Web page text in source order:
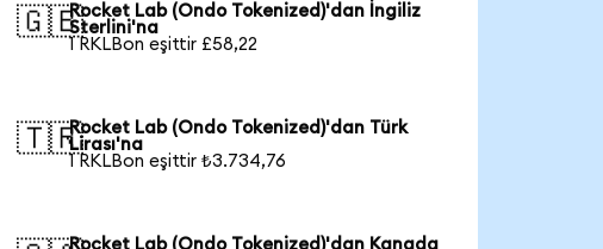
🇬🇧Rocket Lab (Ondo Tokenized)'dan İngiliz
Sterlini'na
1 RKLBon eşittir £58,22
🇹🇷Rocket Lab (Ondo Tokenized)'dan Türk
Lirası'na
1 RKLBon eşittir ₺3.734,76
Rocket Lab (Ondo Tokenized)'dan Kanada